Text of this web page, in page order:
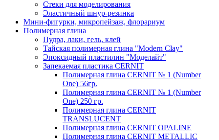
Стеки для моделирования
Эластичный шнур-резинка
Мини-фигурки, микропейзаж, флорариум
Полимерная глина
Пудра, лаки, гель, клей
Тайская полимерная глина "Modern Clay"
Эпоксидный пластилин "Моделайт"
Запекаемая пластика CERNIT
Полимерная глина CERNIT № 1 (Number
One) 56гр.
Полимерная глина CERNIT № 1 (Number
One) 250 гр.
Полимерная глина CERNIT
TRANSLUCENT
Полимерная глина CERNIT OPALINE
Полимерная глина CERNIT METALLIC